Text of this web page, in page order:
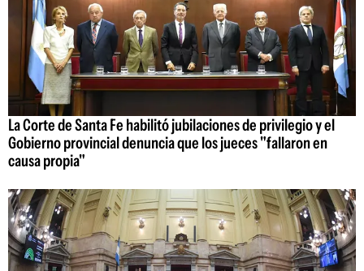
La Corte de Santa Fe habilitó jubilaciones de privilegio y el
Gobierno provincial denuncia que los jueces "fallaron en
causa propia"